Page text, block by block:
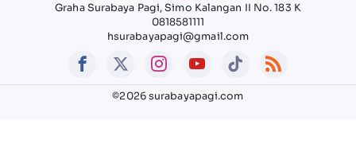
Graha Surabaya Pagi, Simo Kalangan II No. 183 K
0818581111
hsurabayapagi@gmail.com
©2026 surabayapagi.com